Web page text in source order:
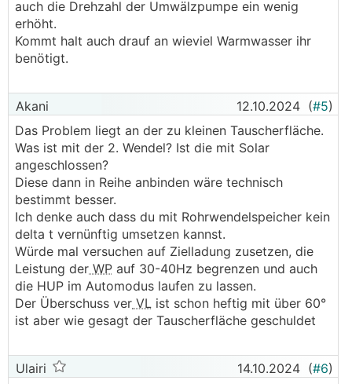
auch die Drehzahl der Umwälzpumpe ein wenig
erhöht.
Kommt halt auch drauf an wieviel Warmwasser ihr
benötigt.
Akani 12.10.2024 (#5)
Das Problem liegt an der zu kleinen Tauscherfläche.
Was ist mit der 2. Wendel? Ist die mit Solar
angeschlossen?
Diese dann in Reihe anbinden wäre technisch
bestimmt besser.
Ich denke auch dass du mit Rohrwendelspeicher kein
delta t vernünftig umsetzen kannst.
Würde mal versuchen auf Zielladung zusetzen, die
Leistung der WP auf 30-40Hz begrenzen und auch
die HUP im Automodus laufen zu lassen.
Der Überschuss ver VL ist schon heftig mit über 60°
ist aber wie gesagt der Tauscherfläche geschuldet
Ulairi 14.10.2024 (#6)